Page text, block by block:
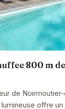
800 m
de
offre